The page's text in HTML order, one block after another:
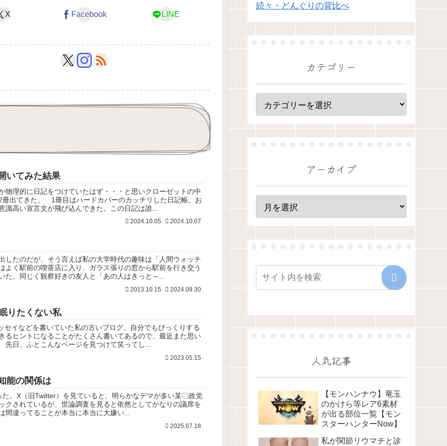
X Facebook LINE
いてみた結果
物理的に日記をつけていたはず・・・と思いクローゼットの中
冊出てきた。 1冊目はハードカバーのカッチリした日記帳。お
識高い宣言文が飛び込んできた。この日記は誰...
2024.10.05 2024.10.07
したのだが、そう言えば私の大学時代の趣味は「人間ウォッチ
よく駅前の喫茶店に入り、ガラス張りの窓から駅前を行き交う
た。同じく観察好きの友人と「あの人はきっと～...
2013.10.15 2024.09.30
りたくない私
セイなどを書いていた私の古いブログ。自分でもびっくりする
るヒントになることがたくさん書いてあるので、最近また思い
日、ふとこんなページを見つけて笑ってし...
2023.05.15
能の関係は
。X（旧Twitter）を見ていると、明らかなデマが多い某〇政党
クされているが、世論調査を見ると依然としてかなりの議席を
間違ってることが本当に本当に大嫌い...
2025.07.18
続々・どんぐりの背比べ
カテゴリー
アーカイブ
人気記事
【モンハンナウ】竜玉
のかけら等レア6素材
が出る部位一覧【モン
スターハンターNow】
私が関節リウマチと診